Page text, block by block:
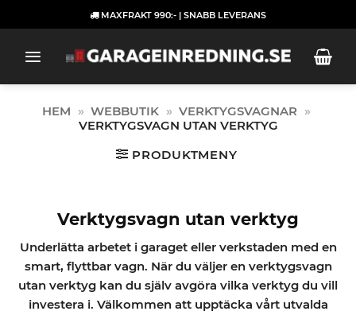
to
MAXFRAKT 990:- | SNABB LEVERANS
HEM » WEBBUTIK » VERKTYGSVAGNAR »
VERKTYGSVAGN UTAN VERKTYG
PRODUKTMENY
Verktygsvagn utan verktyg
Underlätta arbetet i garaget eller verkstaden med en
smart, flyttbar vagn. När du väljer en verktygsvagn
utan verktyg kan du själv avgöra vilka verktyg du vill
investera i. Välkommen att upptäcka vårt utvalda